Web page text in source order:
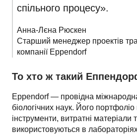
спільного процесу».
Анна-Лєна Рюскен
Старший менеджер проектів
компанії Eppendorf
То хто ж такий
Eppendorf — провідна
біологічних наук. Його
інструменти, витратні
використовуються в